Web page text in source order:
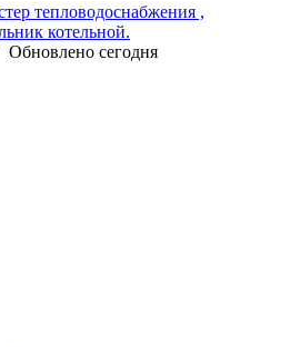
тепловодоснабжения ,
котельной.
Обновлено сегодня